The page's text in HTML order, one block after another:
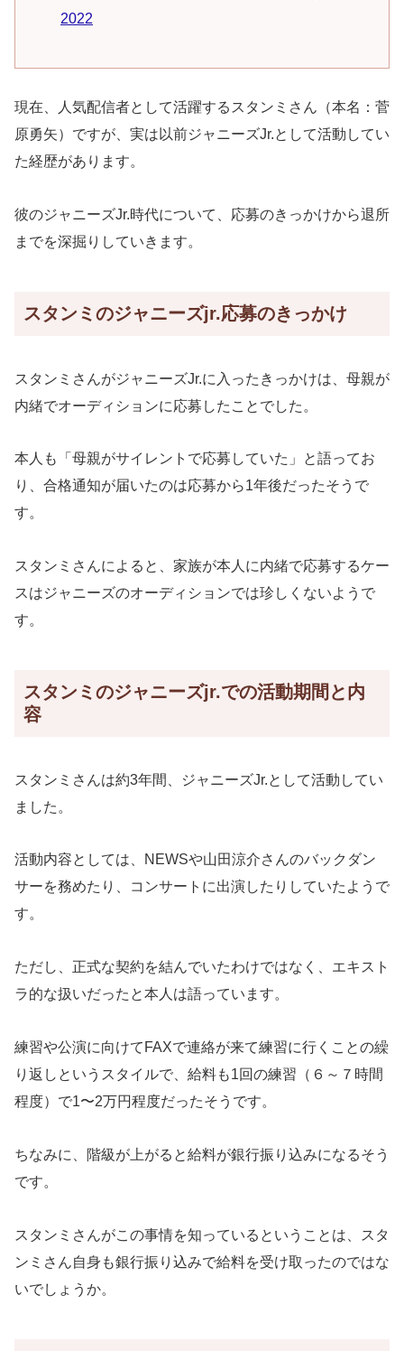
2022
現在、人気配信者として活躍するスタンミさん（本名：菅
原勇矢）ですが、実は以前ジャニーズJr.として活動してい
た経歴があります。
彼のジャニーズJr.時代について、応募のきっかけから退所
までを深掘りしていきます。
スタンミのジャニーズjr.応募のきっかけ
スタンミさんがジャニーズJr.に入ったきっかけは、母親が
内緒でオーディションに応募したことでした。
本人も「母親がサイレントで応募していた」と語ってお
り、合格通知が届いたのは応募から1年後だったそうで
す。
スタンミさんによると、家族が本人に内緒で応募するケー
スはジャニーズのオーディションでは珍しくないようで
す。
スタンミのジャニーズjr.での活動期間と内
容
スタンミさんは約3年間、ジャニーズJr.として活動してい
ました。
活動内容としては、NEWSや山田涼介さんのバックダン
サーを務めたり、コンサートに出演したりしていたようで
す。
ただし、正式な契約を結んでいたわけではなく、エキスト
ラ的な扱いだったと本人は語っています。
練習や公演に向けてFAXで連絡が来て練習に行くことの繰
り返しというスタイルで、給料も1回の練習（６～７時間
程度）で1〜2万円程度だったそうです。
ちなみに、階級が上がると給料が銀行振り込みになるそう
です。
スタンミさんがこの事情を知っているということは、スタ
ンミさん自身も銀行振り込みで給料を受け取ったのではな
いでしょうか。